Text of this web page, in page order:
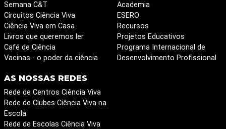
Semana C&T
Circuitos Ciência Viva
Ciência Viva em Casa
Livros que queremos ler
Café de Ciência
Vacinas - o poder da ciência
Academia
ESERO
Recursos
Projetos Educativos
Programa Internacional de
Desenvolvimento Profissional
AS NOSSAS REDES
Rede de Centros Ciência Viva
Rede de Clubes Ciência Viva na
Escola
Rede de Escolas Ciência Viva